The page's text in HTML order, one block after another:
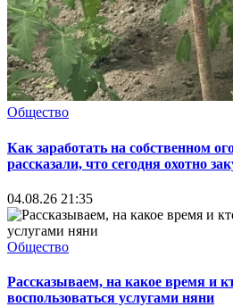
Общество
Как заработать на собственном
рассказали, что сегодня охотно
04.08.26 21:35
Общество
Рассказываем, на какое время и
воспользоваться услугами няни